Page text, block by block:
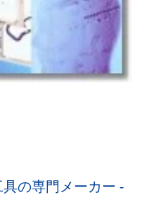
の専門メーカー -